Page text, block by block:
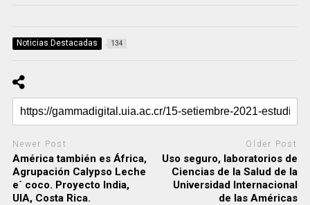
Noticias Destacadas 134
Newer Post
América también es África,
Agrupación Calypso Leche
e´ coco. Proyecto India,
UIA, Costa Rica.
Older Post
Uso seguro, laboratorios de
Ciencias de la Salud de la
Universidad Internacional
de las Américas